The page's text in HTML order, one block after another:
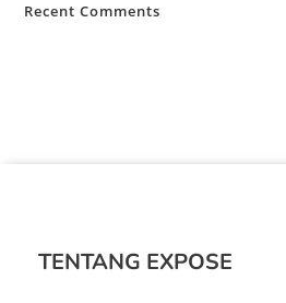
Recent Comments
TENTANG EXPOSE